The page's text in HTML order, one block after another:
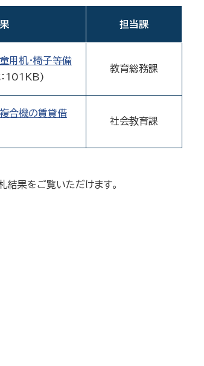
担当課
用机・椅子等備
101KB)
教育総務課
合機の賃貸借
社会教育課
結果をご覧いただけます。